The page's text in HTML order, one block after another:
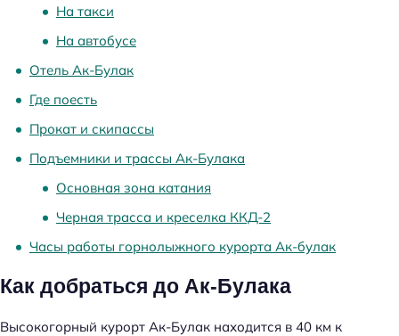
На такси
На автобусе
Отель Ак-Булак
Где поесть
Прокат и скипассы
Подъемники и трассы Ак-Булака
Основная зона катания
Черная трасса и креселка ККД-2
Часы работы горнолыжного курорта Ак-булак
Как добраться до Ак-Булака
Высокогорный курорт Ак-Булак находится в 40 км к